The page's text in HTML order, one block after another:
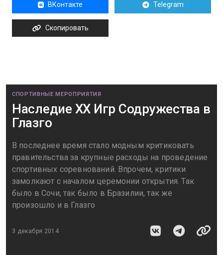
ВКонтакте Telegram
Скопировать
СПОРТИВНЫЕ МЕРОПРИЯТИЯ
Наследие XX Игр Содружества в
Глазго
В последнее время стало модным критиковать
правительства за крупные расходы на проведение
спортивных соревнований. Впрочем, критики
замолкают с началом церемонии открытия. Так
было в Сочи, так было в Бразилии, так же
произошло и в Глазго
3 декабря 2014